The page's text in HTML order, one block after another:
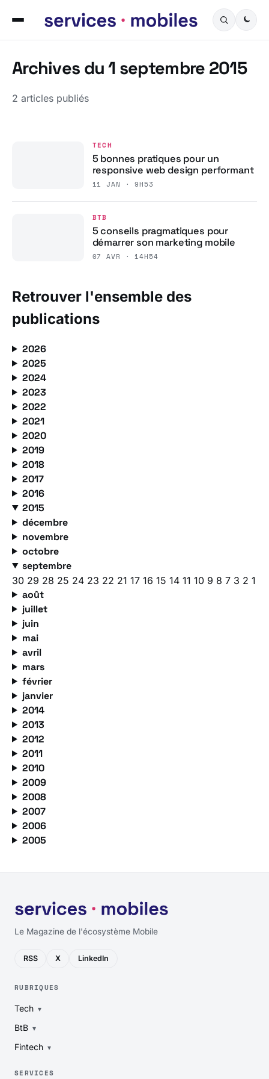
Archives du 1 septembre 2015
2 articles publiés
TECH
5 bonnes pratiques pour un
responsive web design performant
11 JAN · 9H53
BTB
5 conseils pragmatiques pour
démarrer son marketing mobile
07 AVR · 14H54
Retrouver l'ensemble des
publications
2026
2025
2024
2023
2022
2021
2020
2019
2018
2017
2016
2015
décembre
novembre
octobre
septembre
30 29 28 25 24 23 22 21 17 16 15 14 11 10 9 8 7 3 2 1
août
juillet
juin
mai
avril
mars
février
janvier
2014
2013
2012
2011
2010
2009
2008
2007
2006
2005
Le Magazine de l'écosystème Mobile
RSS X LinkedIn
RUBRIQUES
Tech
BtB
Fintech
SERVICES